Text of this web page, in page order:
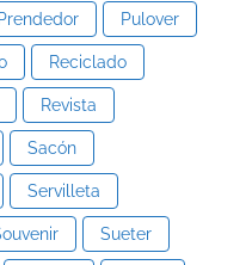
Prendedor Pulover
Reciclado
Revista
Sacón
Servilleta
Sueter